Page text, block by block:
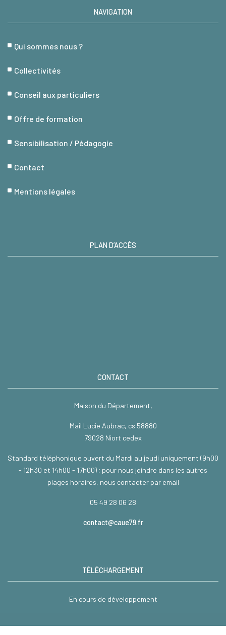
NAVIGATION
Qui sommes nous ?
Collectivités
Conseil aux particuliers
Offre de formation
Sensibilisation / Pédagogie
Contact
Mentions légales
PLAN D’ACCÈS
CONTACT
Maison du Département,
Mail Lucie Aubrac, cs 58880
79028 Niort cedex
Standard téléphonique ouvert du Mardi au jeudi uniquement (9h00
- 12h30 et 14h00 - 17h00) ; pour nous joindre dans les autres
plages horaires, nous contacter par email
05 49 28 06 28
contact@caue79.fr
TÉLÉCHARGEMENT
En cours de développement